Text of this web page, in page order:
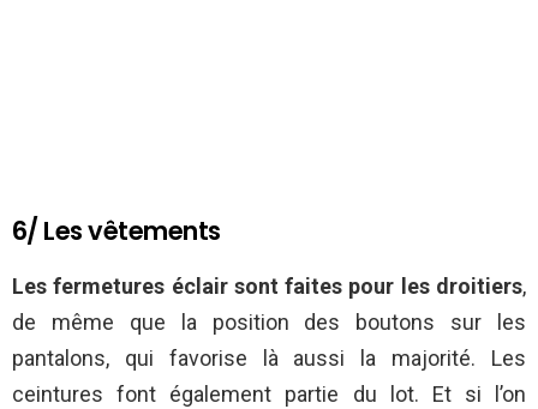
6/ Les vêtements
Les fermetures éclair sont faites pour les droitiers,
de même que la position des boutons sur les
pantalons, qui favorise là aussi la majorité. Les
ceintures font également partie du lot. Et si l’on